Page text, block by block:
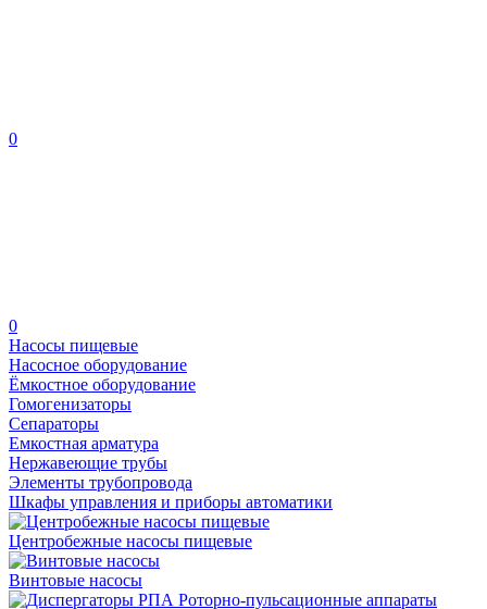
0
0
Насосы пищевые
Насосное оборудование
Ёмкостное оборудование
Гомогенизаторы
Сепараторы
Емкостная арматура
Нержавеющие трубы
Элементы трубопровода
Шкафы управления и приборы автоматики
Центробежные насосы пищевые
Винтовые насосы